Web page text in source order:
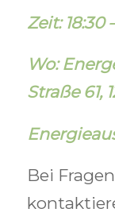
Zeit: 18:30
Wo:
Straße 61,
Bei